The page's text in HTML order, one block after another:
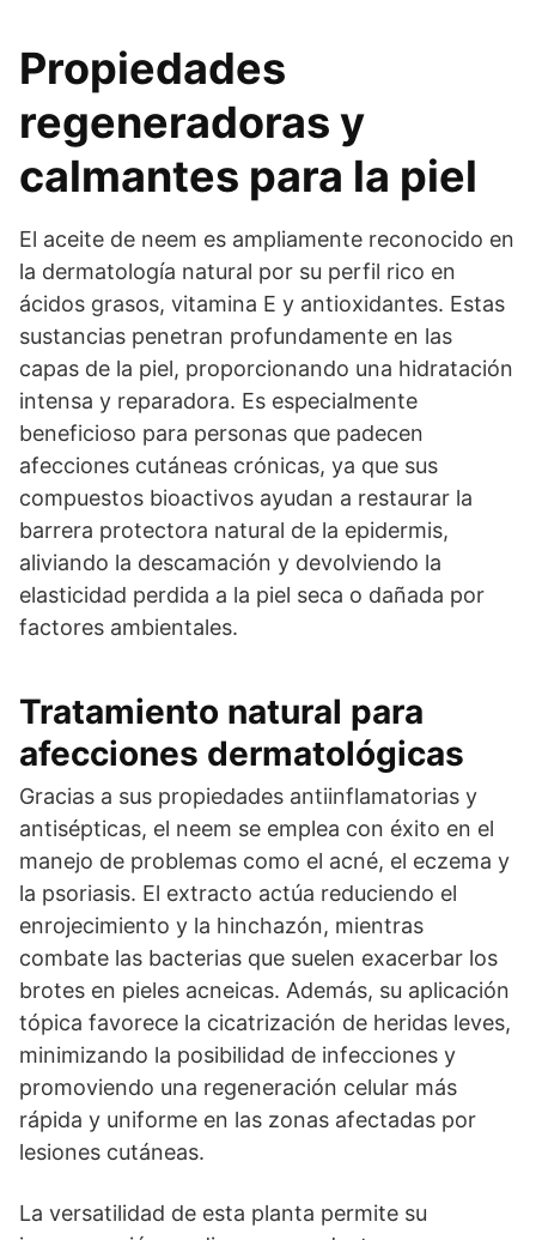
Propiedades
regeneradoras y
calmantes para la piel
El aceite de neem es ampliamente reconocido en
la dermatología natural por su perfil rico en
ácidos grasos, vitamina E y antioxidantes. Estas
sustancias penetran profundamente en las
capas de la piel, proporcionando una hidratación
intensa y reparadora. Es especialmente
beneficioso para personas que padecen
afecciones cutáneas crónicas, ya que sus
compuestos bioactivos ayudan a restaurar la
barrera protectora natural de la epidermis,
aliviando la descamación y devolviendo la
elasticidad perdida a la piel seca o dañada por
factores ambientales.
Tratamiento natural para
afecciones dermatológicas
Gracias a sus propiedades antiinflamatorias y
antisépticas, el neem se emplea con éxito en el
manejo de problemas como el acné, el eczema y
la psoriasis. El extracto actúa reduciendo el
enrojecimiento y la hinchazón, mientras
combate las bacterias que suelen exacerbar los
brotes en pieles acneicas. Además, su aplicación
tópica favorece la cicatrización de heridas leves,
minimizando la posibilidad de infecciones y
promoviendo una regeneración celular más
rápida y uniforme en las zonas afectadas por
lesiones cutáneas.
La versatilidad de esta planta permite su